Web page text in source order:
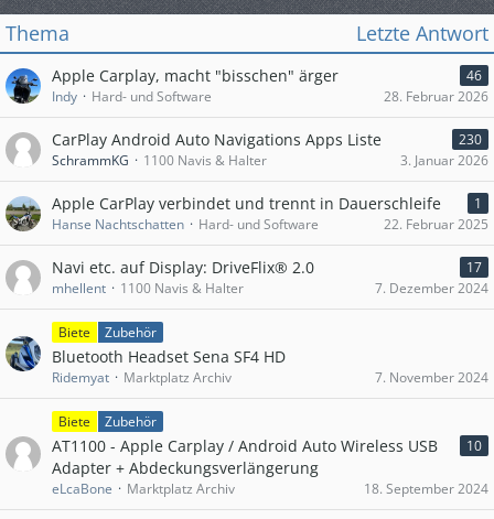
Thema Letzte Antwort
Apple Carplay, macht "bisschen" ärger
46
Indy
Hard- und Software 28. Februar 2026
CarPlay Android Auto Navigations Apps Liste
230
SchrammKG
1100 Navis & Halter 3. Januar 2026
Apple CarPlay verbindet und trennt in Dauerschleife
1
Hanse Nachtschatten
Hard- und Software 22. Februar 2025
Navi etc. auf Display: DriveFlix® 2.0
17
mhellent
1100 Navis & Halter 7. Dezember 2024
Biete Zubehör
Bluetooth Headset Sena SF4 HD
Ridemyat Marktplatz Archiv 7. November 2024
Biete Zubehör
AT1100 - Apple Carplay / Android Auto Wireless USB
Adapter + Abdeckungsverlängerung
10
eLcaBone Marktplatz Archiv 18. September 2024